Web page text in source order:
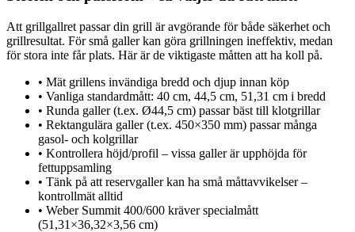
Att grillgallret passar din grill är avgörande för både säkerhet och
grillresultat. För små galler kan göra grillningen ineffektiv, medan
för stora inte får plats. Här är de viktigaste måtten att ha koll på.
• Mät grillens invändiga bredd och djup innan köp
• Vanliga standardmått: 40 cm, 44,5 cm, 51,31 cm i bredd
• Runda galler (t.ex. Ø44,5 cm) passar bäst till klotgrillar
• Rektangulära galler (t.ex. 450×350 mm) passar många
gasol- och kolgrillar
• Kontrollera höjd/profil – vissa galler är upphöjda för
fettuppsamling
• Tänk på att reservgaller kan ha små måttavvikelser –
kontrollmät alltid
• Weber Summit 400/600 kräver specialmått
(51,31×36,32×3,56 cm)